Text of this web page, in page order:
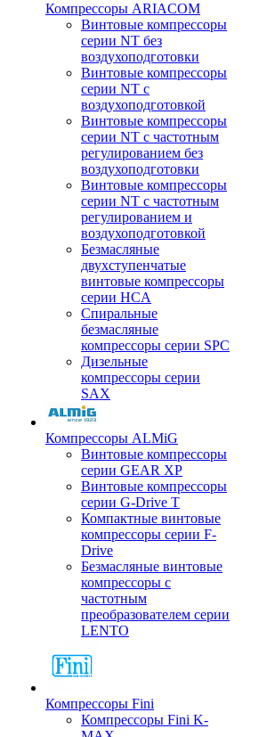
Компрессоры ARIACOM
Винтовые компрессоры
серии NT без
воздухоподготовки
Винтовые компрессоры
серии NT c
воздухоподготовкой
Винтовые компрессоры
серии NT с частотным
регулированием без
воздухоподготовки
Винтовые компрессоры
серии NT с частотным
регулированием и
воздухоподготовкой
Безмасляные
двухступенчатые
винтовые компрессоры
серии HCA
Спиральные
безмасляные
компрессоры серии SPC
Дизельные
компрессоры серии
SAX
Компрессоры ALMiG
Винтовые компрессоры
серии GEAR XP
Винтовые компрессоры
серии G-Drive T
Компактные винтовые
компрессоры серии F-
Drive
Безмасляные винтовые
компрессоры с
частотным
преобразователем серии
LENTO
Компрессоры Fini
Компрессоры Fini K-